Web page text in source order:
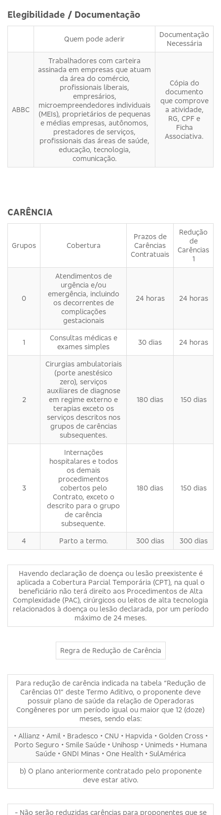
Elegibilidade / Documentação
Quem pode aderir
Documentação
Necessária
ABBC
Trabalhadores com carteira
assinada em empresas que atuam
da área do comércio,
profissionais liberais,
empresários,
microempreendedores individuais
(MEIs), proprietários de pequenas
e médias empresas, autônomos,
prestadores de serviços,
profissionais das áreas de saúde,
educação, tecnologia,
comunicação.
Cópia do
documento
que comprove
a atividade,
RG, CPF e
Ficha
Associativa.
CARÊNCIA
Grupos Cobertura
Prazos de
Carências
Contratuais
Redução
de
Carências
1
0
Atendimentos de
urgência e/ou
emergência, incluindo
os decorrentes de
complicações
gestacionais
24 horas 24 horas
1
Consultas médicas e
exames simples
30 dias 24 horas
2
Cirurgias ambulatoriais
(porte anestésico
zero), serviços
auxiliares de diagnose
em regime externo e
terapias exceto os
serviços descritos nos
grupos de carências
subsequentes.
180 dias 150 dias
3
Internações
hospitalares e todos
os demais
procedimentos
cobertos pelo
Contrato, exceto o
descrito para o grupo
de carência
subsequente.
180 dias 150 dias
4 Parto a termo. 300 dias 300 dias
Havendo declaração de doença ou lesão preexistente é
aplicada a Cobertura Parcial Temporária (CPT), na qual o
beneficiário não terá direito aos Procedimentos de Alta
Complexidade (PAC), cirúrgicos ou leitos de alta tecnologia
relacionados à doença ou lesão declarada, por um período
máximo de 24 meses.
Regra de Redução de Carência
Para redução de carência indicada na tabela “Redução de
Carências 01” deste Termo Aditivo, o proponente deve
possuir plano de saúde da relação de Operadoras
Congêneres por um período igual ou maior que 12 (doze)
meses, sendo elas:
• Allianz • Amil • Bradesco • CNU • Hapvida • Golden Cross •
Porto Seguro • Smile Saúde • Unihosp • Unimeds • Humana
Saúde • GNDI Minas • One Health • SulAmérica
b) O plano anteriormente contratado pelo proponente
deve estar ativo.
- Não serão reduzidas carências para proponentes que se